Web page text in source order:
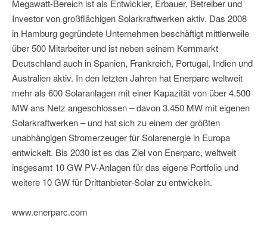
Megawatt-Bereich ist als Entwickler, Erbauer, Betreiber und
Investor von großflächigen Solarkraftwerken aktiv. Das 2008
in Hamburg gegründete Unternehmen beschäftigt mittlerweile
über 500 Mitarbeiter und ist neben seinem Kernmarkt
Deutschland auch in Spanien, Frankreich, Portugal, Indien und
Australien aktiv. In den letzten Jahren hat Enerparc weltweit
mehr als 600 Solaranlagen mit einer Kapazität von über 4.500
MW ans Netz angeschlossen – davon 3.450 MW mit eigenen
Solarkraftwerken – und hat sich zu einem der größten
unabhängigen Stromerzeuger für Solarenergie in Europa
entwickelt. Bis 2030 ist es das Ziel von Enerparc, weltweit
insgesamt 10 GW PV-Anlagen für das eigene Portfolio und
weitere 10 GW für Drittanbieter-Solar zu entwickeln.
www.enerparc.com